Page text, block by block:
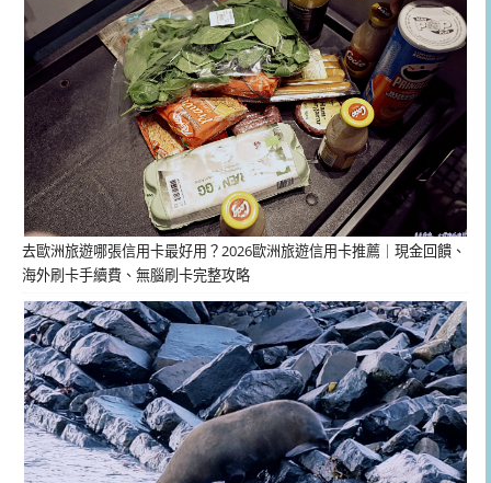
去歐洲旅遊哪張信用卡最好用？2026歐洲旅遊信用卡推薦｜現金回饋、
海外刷卡手續費、無腦刷卡完整攻略